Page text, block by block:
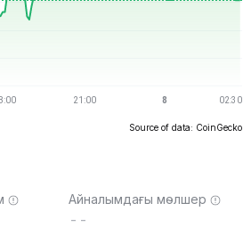
Source of data: CoinGecko
Айналымдағы мөлшер
--